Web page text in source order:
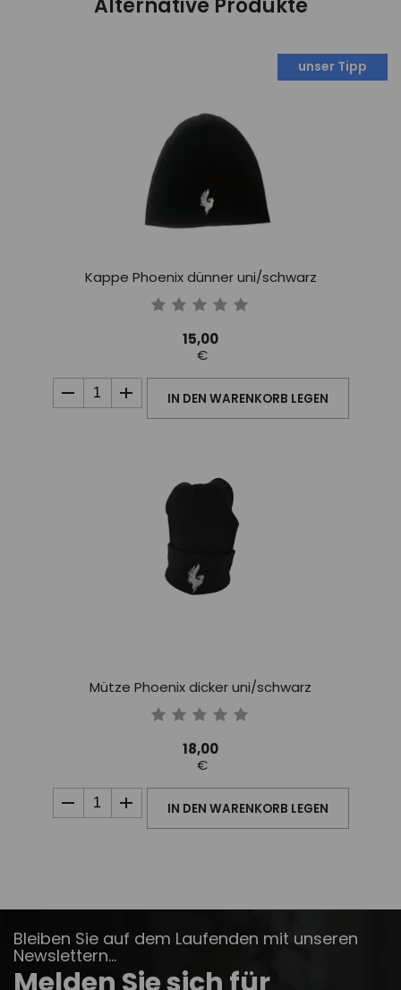
Alternative Produkte
unser Tipp
Kappe Phoenix dünner uni/schwarz
15,00
€
IN DEN WARENKORB LEGEN
Mütze Phoenix dicker uni/schwarz
18,00
€
IN DEN WARENKORB LEGEN
Bleiben Sie auf dem Laufenden mit unseren
Newslettern...
Melden Sie sich für